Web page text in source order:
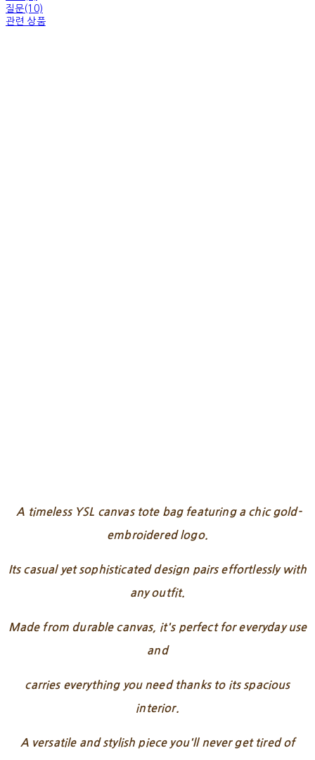
질문(10)
관련 상품
A timeless YSL canvas tote bag featuring a chic gold-
embroidered logo.
Its casual yet sophisticated design pairs effortlessly with
any outfit.
Made from durable canvas, it's perfect for everyday use
and
carries everything you need thanks to its spacious
interior.
A versatile and stylish piece you'll never get tired of